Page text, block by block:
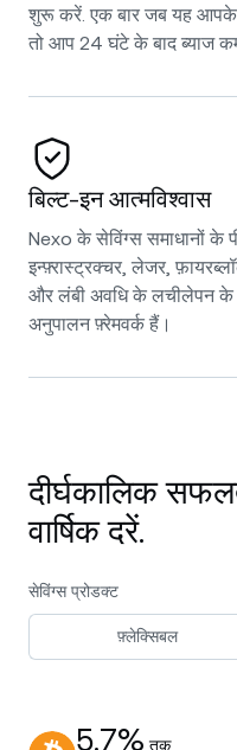
शुरू करें. एक बार जब यह आपके
तो आप 24 घंटे के बाद ब्याज
बिल्ट-इन आत्मविश्वास
Nexo के सेविंग्स समाधानों के
इन्फ़्रास्ट्रक्चर, लेजर,
और लंबी अवधि के लचीलेपन के
अनुपालन फ़्रेमवर्क हैं।
दीर्घकालिक
वार्षिक दरें.
सेविंग्स प्रोडक्ट
फ़्लेक्सिबल
5.7% तक